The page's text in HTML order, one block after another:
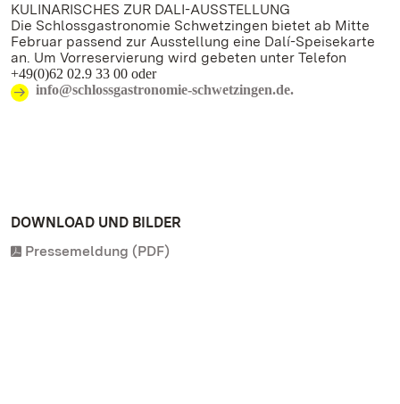
KULINARISCHES ZUR DALI-AUSSTELLUNG
Die Schlossgastronomie Schwetzingen bietet ab Mitte
Februar passend zur Ausstellung eine Dalí-Speisekarte
an. Um Vorreservierung wird gebeten unter Telefon
+49(0)62 02.9 33 00 oder
info@schlossgastronomie-schwetzingen.de.
DOWNLOAD UND BILDER
Pressemeldung (PDF)